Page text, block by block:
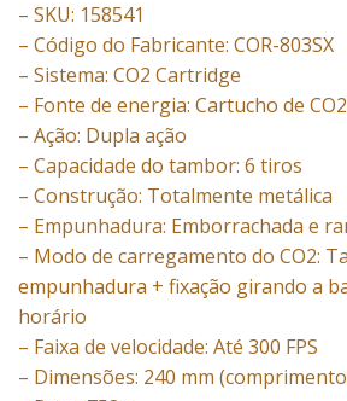
– SKU: 158541
– Código do Fabricante: COR-803SX
– Sistema: CO2 Cartridge
– Fonte de energia: Cartucho de
– Ação: Dupla ação
– Capacidade do tambor: 6 tiros
– Construção: Totalmente metálica
– Empunhadura: Emborrachada e
– Modo de carregamento do CO2:
empunhadura + fixação girando a
horário
– Faixa de velocidade: Até 300 FPS
– Dimensões: 240 mm